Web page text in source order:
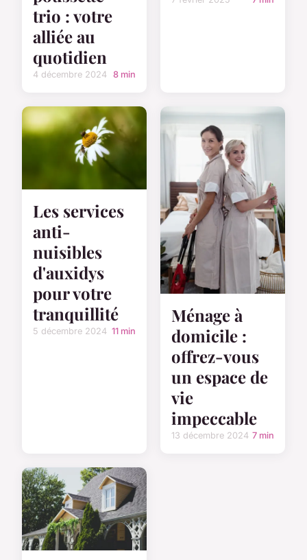
trio : votre
alliée au
quotidien
4 décembre 2024 8 min
Les services
anti-
nuisibles
d'auxidys
pour votre
tranquillité
5 décembre 2024 11 min
Ménage à
domicile :
offrez-vous
un espace de
vie
impeccable
13 décembre 2024 7 min